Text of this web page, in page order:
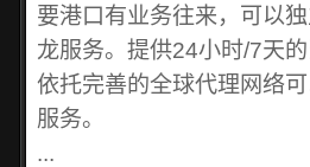
要港口有业务往来，可以
龙服务。提供24小时/7天
依托完善的全球代理网络
服务。
...